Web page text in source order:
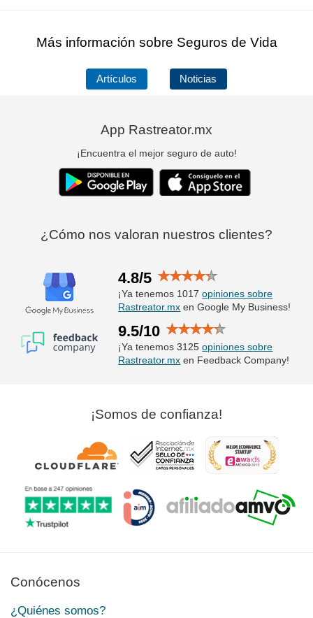
Más información sobre Seguros de Vida
Artículos Noticias
App Rastreator.mx
¡Encuentra el mejor seguro de auto!
¿Cómo nos valoran nuestros clientes?
4.8/5
¡Ya tenemos 1017opiniones sobre
Rastreator.mx en Google My Business!
9.5/10
¡Ya tenemos 3125opiniones sobre
Rastreator.mx en Feedback Company!
¡Somos de confianza!
Conócenos
¿Quiénes somos?